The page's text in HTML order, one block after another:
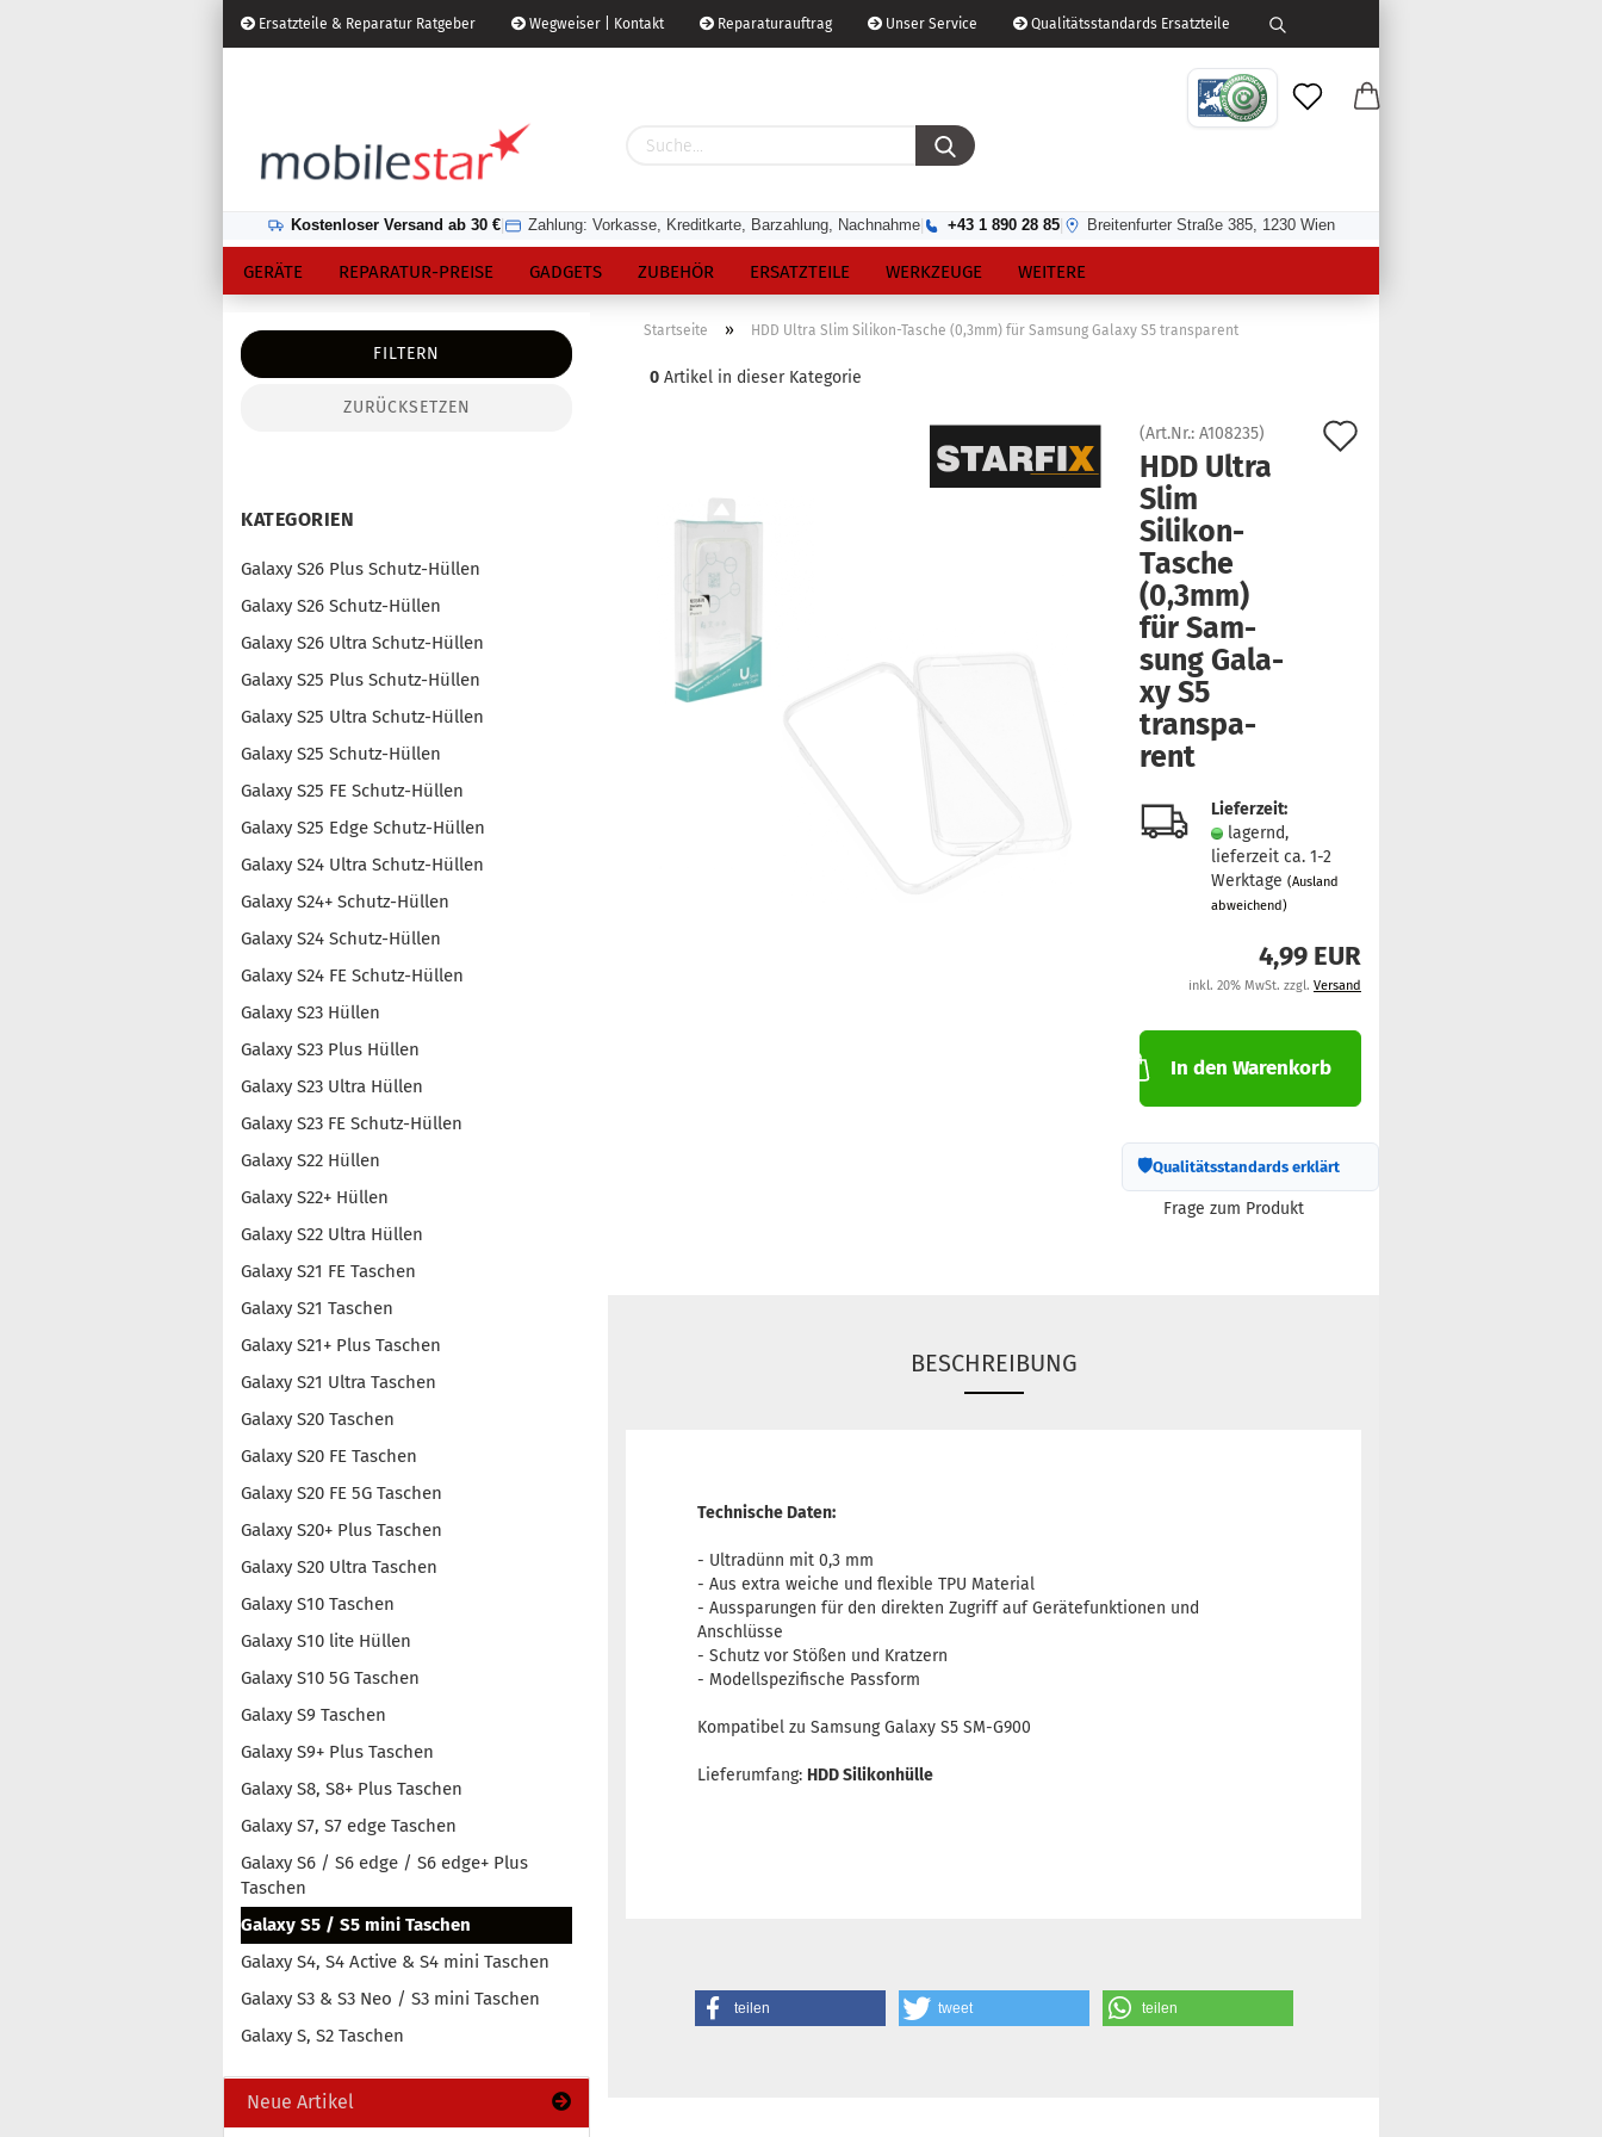
Ersatzteile & Reparatur Ratgeber Wegweiser | Kontakt Reparaturauftrag Unser Service Qualitätsstandards Ersatzteile
Kostenloser Versand ab 30 € Zahlung: Vorkasse, Kreditkarte, Barzahlung, Nachnahme +43 1 890 28 85 Breitenfurter Straße 385, 1230 Wien
GERÄTE REPARATUR-PREISE GADGETS ZUBEHÖR ERSATZTEILE WERKZEUGE WEITERE
Startseite » HDD Ultra Slim Silikon-Tasche (0,3mm) für Samsung Galaxy S5 transparent
0 Artikel in dieser Kategorie
(Art.Nr.:A108235)
HDD Ultra
Slim
Silikon-​
Tasche
(0,3mm)
für Sam­
sung Ga­la­
xy S5
trans­pa­
rent
Lieferzeit:
lagernd,
lieferzeit ca. 1-2
Werktage(Ausland
abweichend)
4,99 EUR
inkl. 20% MwSt. zzgl. Versand
In den Warenkorb
🛡Qualitätsstandards erklärt
Frage zum Produkt
BESCHREIBUNG
Technische Daten:
- Ultradünn mit 0,3 mm
- Aus extra weiche und flexible TPU Material
- Aussparungen für den direkten Zugriff auf Gerätefunktionen und
Anschlüsse
- Schutz vor Stößen und Kratzern
- Modellspezifische Passform
Kompatibel zu Samsung Galaxy S5 SM-G900
Lieferumfang: HDD Silikonhülle
teilen tweet teilen
FILTERN
ZURÜCKSETZEN
KATEGORIEN
Galaxy S26 Plus Schutz-Hüllen
Galaxy S26 Schutz-Hüllen
Galaxy S26 Ultra Schutz-Hüllen
Galaxy S25 Plus Schutz-Hüllen
Galaxy S25 Ultra Schutz-Hüllen
Galaxy S25 Schutz-Hüllen
Galaxy S25 FE Schutz-Hüllen
Galaxy S25 Edge Schutz-Hüllen
Galaxy S24 Ultra Schutz-Hüllen
Galaxy S24+ Schutz-Hüllen
Galaxy S24 Schutz-Hüllen
Galaxy S24 FE Schutz-Hüllen
Galaxy S23 Hüllen
Galaxy S23 Plus Hüllen
Galaxy S23 Ultra Hüllen
Galaxy S23 FE Schutz-Hüllen
Galaxy S22 Hüllen
Galaxy S22+ Hüllen
Galaxy S22 Ultra Hüllen
Galaxy S21 FE Taschen
Galaxy S21 Taschen
Galaxy S21+ Plus Taschen
Galaxy S21 Ultra Taschen
Galaxy S20 Taschen
Galaxy S20 FE Taschen
Galaxy S20 FE 5G Taschen
Galaxy S20+ Plus Taschen
Galaxy S20 Ultra Taschen
Galaxy S10 Taschen
Galaxy S10 lite Hüllen
Galaxy S10 5G Taschen
Galaxy S9 Taschen
Galaxy S9+ Plus Taschen
Galaxy S8, S8+ Plus Taschen
Galaxy S7, S7 edge Taschen
Galaxy S6 / S6 edge / S6 edge+ Plus
Taschen
Galaxy S5 / S5 mini Taschen
Galaxy S4, S4 Active & S4 mini Taschen
Galaxy S3 & S3 Neo / S3 mini Taschen
Galaxy S, S2 Taschen
Neue Artikel